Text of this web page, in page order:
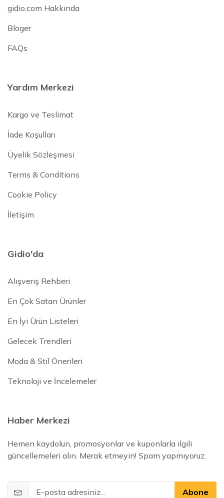
gidio.com Hakkında
Bloger
FAQs
Yardım Merkezi
Kargo ve Teslimat
İade Koşulları
Üyelik Sözleşmesi
Terms & Conditions
Cookie Policy
İletişim
Gidio'da
Alışveriş Rehberi
En Çok Satan Ürünler
En İyi Ürün Listeleri
Gelecek Trendleri
Moda & Stil Önerileri
Teknoloji ve İncelemeler
Haber Merkezi
Hemen kaydolun, promosyonlar ve kuponlarla ilgili
güncellemeleri alın. Merak etmeyin! Spam yapmıyoruz.
Abone